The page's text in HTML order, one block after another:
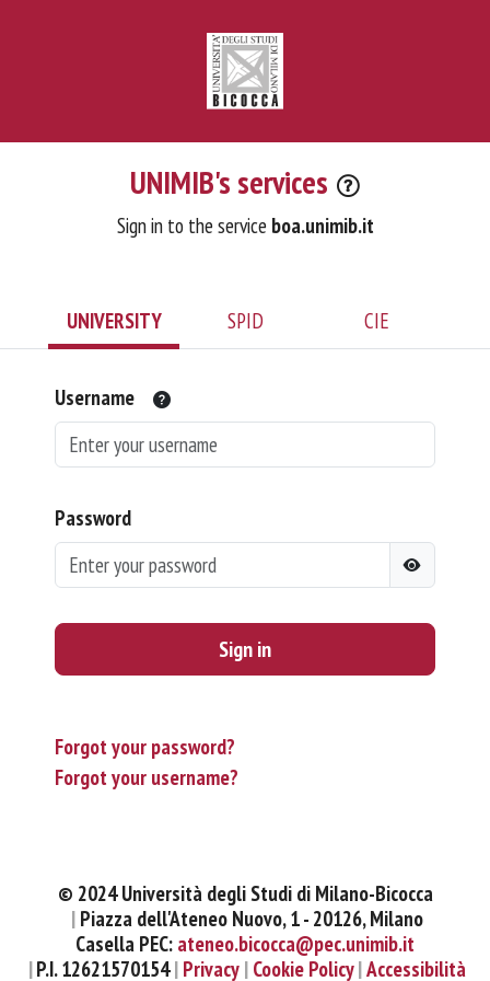
UNIMIB's services
Sign in to the service boa.unimib.it
UNIVERSITY SPID CIE
Username
Password
Sign in
Forgot your password?
Forgot your username?
© 2024 Università degli Studi di Milano-Bicocca
Piazza dell'Ateneo Nuovo, 1 - 20126, Milano
Casella PEC: ateneo.bicocca@pec.unimib.it
P.I. 12621570154 Privacy Cookie Policy Accessibilità